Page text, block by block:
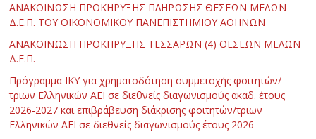
ΑΝΑΚΟΙΝΩΣΗ ΠΡΟΚΗΡΥΞΗΣ ΠΛΗΡΩΣΗΣ ΘΕΣΕΩΝ ΜΕΛΩΝ
Δ.Ε.Π. ΤΟΥ ΟΙΚΟΝΟΜΙΚΟΥ ΠΑΝΕΠΙΣΤΗΜΙΟΥ ΑΘΗΝΩΝ
ΑΝΑΚΟΙΝΩΣΗ ΠΡΟΚΗΡΥΞΗΣ ΤΕΣΣΑΡΩΝ (4) ΘΕΣΕΩΝ ΜΕΛΩΝ
Δ.Ε.Π.
Πρόγραμμα ΙΚΥ για χρηματοδότηση συμμετοχής φοιτητών/
τριων Ελληνικών ΑΕΙ σε διεθνείς διαγωνισμούς ακαδ. έτους
2026-2027 και επιβράβευση διάκρισης φοιτητών/τριων
Ελληνικών ΑΕΙ σε διεθνείς διαγωνισμούς έτους 2026